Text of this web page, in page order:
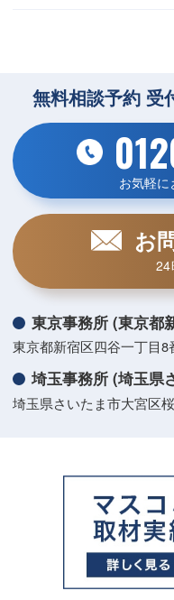
無料相談予約 受
お気軽に
お
24
東京事務所 (東京都
東京都新宿区四谷一丁目
埼玉事務所 (埼玉県
埼玉県さいたま市大宮区